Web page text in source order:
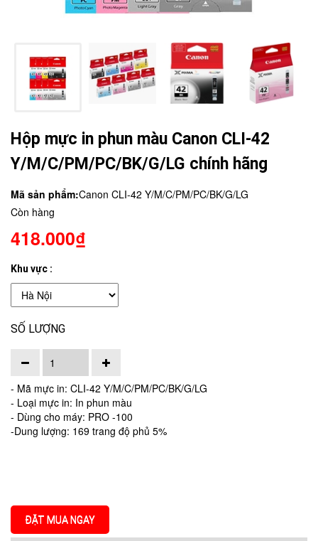
Hộp mực in phun màu Canon CLI-42
Y/M/C/PM/PC/BK/G/LG chính hãng
Mã sản phẩm:Canon CLI-42 Y/M/C/PM/PC/BK/G/LG
Còn hàng
418.000₫
Khu vực :
SỐ LƯỢNG
- Mã mực in: CLI-42 Y/M/C/PM/PC/BK/G/LG
- Loại mực in: In phun màu
- Dùng cho máy: PRO -100
-Dung lượng: 169 trang độ phủ 5%
ĐẶT MUA NGAY